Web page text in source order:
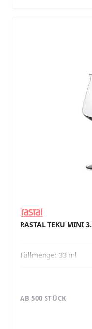
RASTAL TEKU MINI
Füllmenge: 33 ml
AB 500 STÜCK